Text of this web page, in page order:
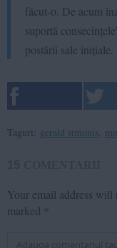
făcut-o. De acum
suportă
postării sale inițiale.
Taguri: gerald simonis
Your email address will
marked *